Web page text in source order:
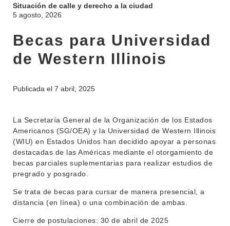
INSTITUCIONAL
ENSEÑANZA
EXTENSIÓN
LLAMADOS
NOTICIAS
CONTACTO
BEDELÍA
EVA FCS
OFERTA DE GRADO
EDUCACIÓN PERMANENTE
BIBLIOTECA
Situación de calle y derecho a la ciudad
5 agosto, 2026
Becas para Universidad
de Western Illinois
Publicada el 7 abril, 2025
La Secretaría General de la Organización de los Estados
Americanos (SG/OEA) y la Universidad de Western Illinois
(WIU) en Estados Unidos han decidido apoyar a personas
destacadas de las Américas mediante el otorgamiento de
becas parciales suplementarias para realizar estudios de
pregrado y posgrado.
Se trata de becas para cursar de manera presencial, a
distancia (en línea) o una combinación de ambas.
Cierre de postulaciones: 30 de abril de 2025